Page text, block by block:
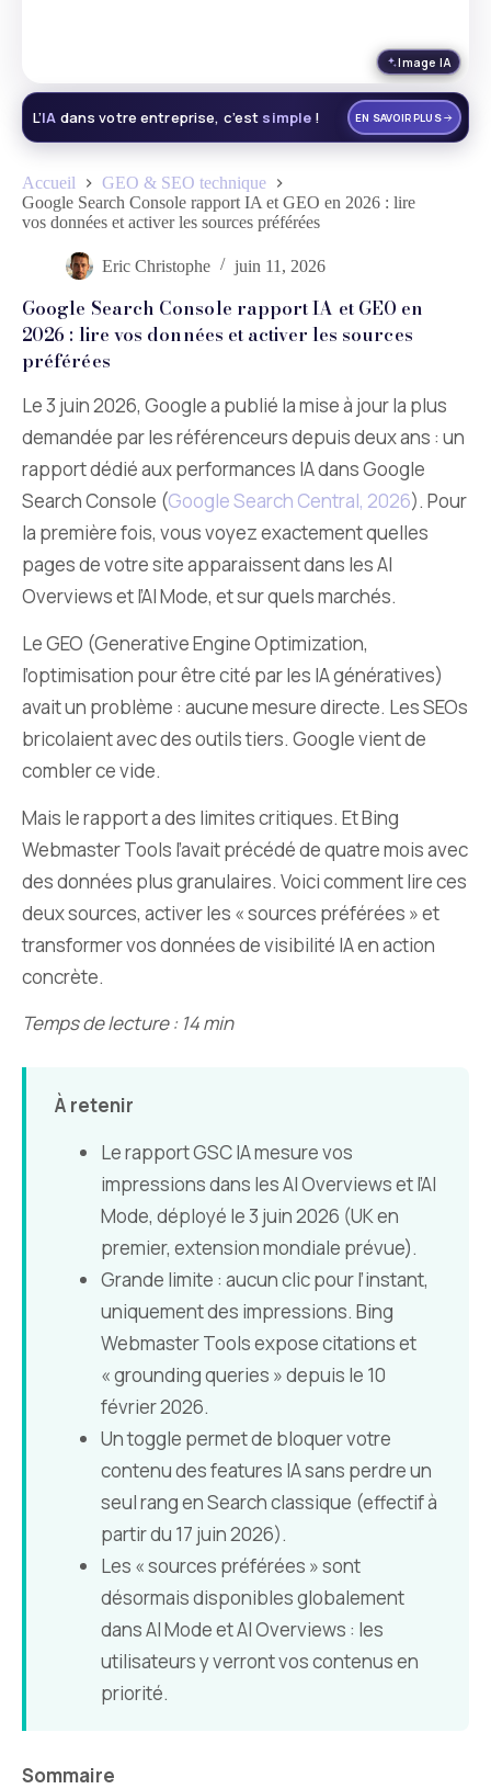
Image IA
L’IA dans votre entreprise, c’est simple ! EN SAVOIR PLUS
Accueil
GEO & SEO technique
Google Search Console rapport IA et GEO en 2026 : lire
vos données et activer les sources préférées
Eric Christophe juin 11, 2026
Google Search Console rapport IA et GEO en
2026 : lire vos données et activer les sources
préférées
Le 3 juin 2026, Google a publié la mise à jour la plus
demandée par les référenceurs depuis deux ans : un
rapport dédié aux performances IA dans Google
Search Console (Google Search Central, 2026). Pour
la première fois, vous voyez exactement quelles
pages de votre site apparaissent dans les AI
Overviews et l’AI Mode, et sur quels marchés.
Le GEO (Generative Engine Optimization,
l’optimisation pour être cité par les IA génératives)
avait un problème : aucune mesure directe. Les SEOs
bricolaient avec des outils tiers. Google vient de
combler ce vide.
Mais le rapport a des limites critiques. Et Bing
Webmaster Tools l’avait précédé de quatre mois avec
des données plus granulaires. Voici comment lire ces
deux sources, activer les « sources préférées » et
transformer vos données de visibilité IA en action
concrète.
Temps de lecture : 14 min
À retenir
Le rapport GSC IA mesure vos
impressions dans les AI Overviews et l’AI
Mode, déployé le 3 juin 2026 (UK en
premier, extension mondiale prévue).
Grande limite : aucun clic pour l’instant,
uniquement des impressions. Bing
Webmaster Tools expose citations et
« grounding queries » depuis le 10
février 2026.
Un toggle permet de bloquer votre
contenu des features IA sans perdre un
seul rang en Search classique (effectif à
partir du 17 juin 2026).
Les « sources préférées » sont
désormais disponibles globalement
dans AI Mode et AI Overviews : les
utilisateurs y verront vos contenus en
priorité.
Sommaire